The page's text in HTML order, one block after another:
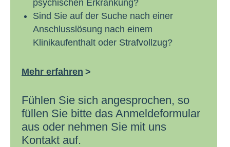
psychischen Erkrankung?
Sind Sie auf der Suche nach einer
Anschlusslösung nach einem
Klinikaufenthalt oder Strafvollzug?
Mehr erfahren
Fühlen Sie sich angesprochen, so
füllen Sie bitte das Anmeldeformular
aus oder nehmen Sie mit uns
Kontakt auf.